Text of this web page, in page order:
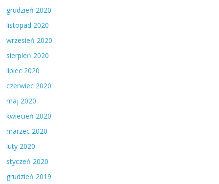
grudzień 2020
listopad 2020
wrzesień 2020
sierpień 2020
lipiec 2020
czerwiec 2020
maj 2020
kwiecień 2020
marzec 2020
luty 2020
styczeń 2020
grudzień 2019